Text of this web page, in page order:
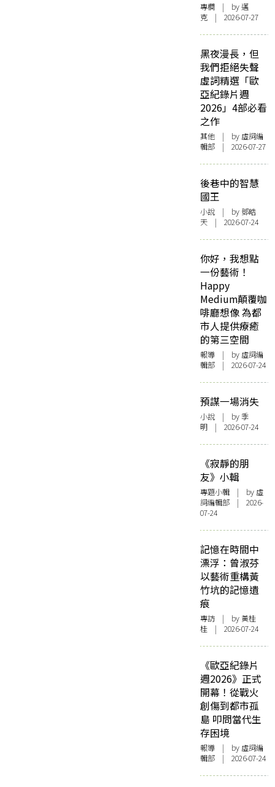
專欄 | by邁
克 | 2026-07-27
黑夜漫長，但
我們拒絕失聲
虛詞精選「歐
亞紀錄片週
2026」4部必看
之作
其他 | by 虛詞編
輯部 | 2026-07-27
後巷中的智慧
國王
小說 | by 鄧皓
天 | 2026-07-24
你好，我想點
一份藝術！
Happy
Medium顛覆咖
啡廳想像 為都
市人提供療癒
的第三空間
報導 | by 虛詞編
輯部 | 2026-07-24
預謀一場消失
小說 | by 季
明 | 2026-07-24
《寂靜的朋
友》小輯
專題小輯 | by 虛
詞編輯部 | 2026-
07-24
記憶在時間中
漂浮：曾淑芬
以藝術重構黃
竹坑的記憶遺
痕
專訪 | by 黃桂
桂 | 2026-07-24
《歐亞紀錄片
週2026》正式
開幕！從戰火
創傷到都市孤
島 叩問當代生
存困境
報導 | by 虛詞編
輯部 | 2026-07-24